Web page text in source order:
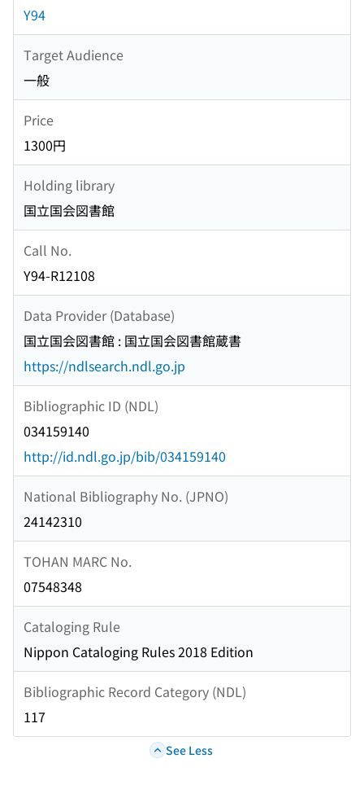
Y94
Target Audience
一般
Price
1300円
Holding library
国立国会図書館
Call No.
Y94-R12108
Data Provider (Database)
国立国会図書館 : 国立国会図書館蔵書
https://ndlsearch.ndl.go.jp
Bibliographic ID (NDL)
034159140
http://id.ndl.go.jp/bib/034159140
National Bibliography No. (JPNO)
24142310
TOHAN MARC No.
07548348
Cataloging Rule
Nippon Cataloging Rules 2018 Edition
Bibliographic Record Category (NDL)
117
See Less